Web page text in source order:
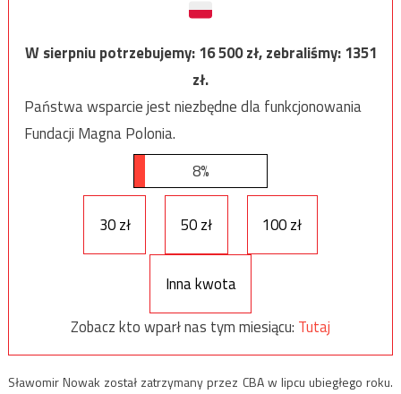
W sierpniu potrzebujemy:16 500zł, zebraliśmy:1351
zł.
Państwa wsparcie jest niezbędne dla funkcjonowania
Fundacji Magna Polonia.
8%
30 zł 50 zł 100 zł
Inna kwota
Zobacz kto wparł nas tym miesiącu: Tutaj
Sławomir Nowak został zatrzymany przez CBA w lipcu ubiegłego roku.